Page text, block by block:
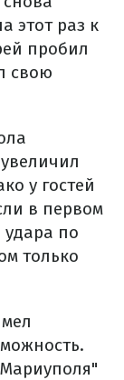
этот раз к
пробил
свою
у гостей
в первом
по
только